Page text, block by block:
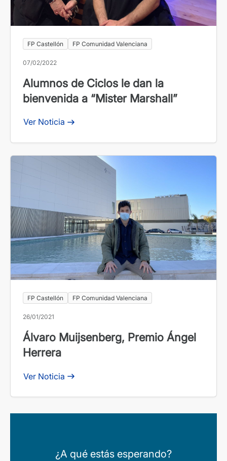
FP Castellón FP Comunidad Valenciana
07/02/2022
Alumnos de Ciclos le dan la
bienvenida a “Mister Marshall”
Ver Noticia
FP Castellón FP Comunidad Valenciana
26/01/2021
Álvaro Muijsenberg, Premio Ángel
Herrera
Ver Noticia
¿A qué estás esperando?